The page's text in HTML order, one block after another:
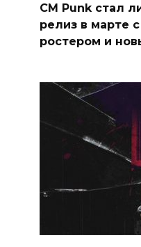
CM Punk стал
релиз в марте
ростером и